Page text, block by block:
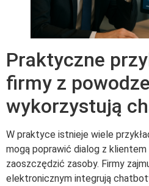
Praktyczne
firmy z
wykorzystują
W praktyce istnieje wiele
mogą poprawić dialog z klientem
zaoszczędzić zasoby. Firmy
elektronicznym integrują